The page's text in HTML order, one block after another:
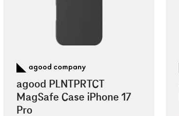
agood PLNTPRTCT
MagSafe Case iPhone 17
Pro